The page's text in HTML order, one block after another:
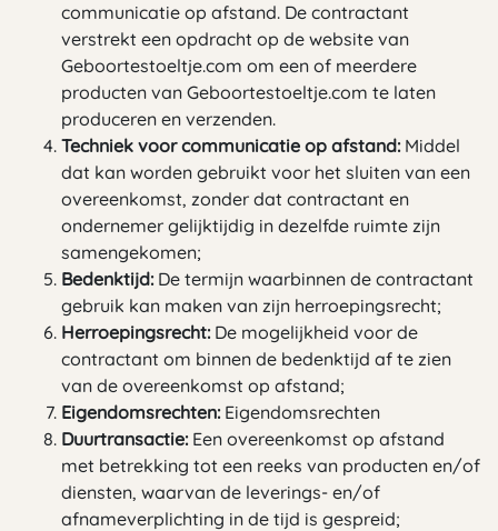
communicatie op afstand. De contractant
verstrekt een opdracht op de website van
Geboortestoeltje.com om een of meerdere
producten van Geboortestoeltje.com te laten
produceren en verzenden.
Techniek voor communicatie op afstand:Middel
dat kan worden gebruikt voor het sluiten van een
overeenkomst, zonder dat contractant en
ondernemer gelijktijdig in dezelfde ruimte zijn
samengekomen;
Bedenktijd:De termijn waarbinnen de contractant
gebruik kan maken van zijn herroepingsrecht;
Herroepingsrecht:De mogelijkheid voor de
contractant om binnen de bedenktijd af te zien
van de overeenkomst op afstand;
Eigendomsrechten:Eigendomsrechten
Duurtransactie:Een overeenkomst op afstand
met betrekking tot een reeks van producten en/of
diensten, waarvan de leverings- en/of
afnameverplichting in de tijd is gespreid;